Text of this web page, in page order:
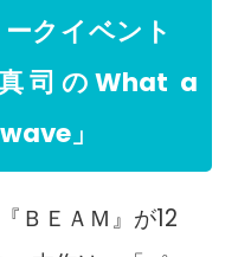
ークイベント
司のWhat a
」
ＢＥＡＭ』が12